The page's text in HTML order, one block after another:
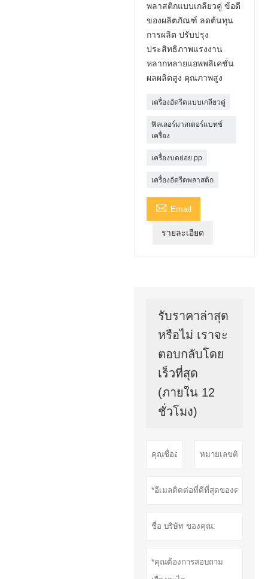
พลาสติกแบบเกลียวคู่ ข้อดี
ของผลิตภัณฑ์ ลดต้นทุน
การผลิต ปรับปรุง
ประสิทธิภาพแรงงาน
หลากหลายแอพพลิเคชั่น
ผลผลิตสูง คุณภาพสูง
เครื่องอัดรีดแบบเกลียวคู่
ฟิลเลอร์มาสเตอร์แบทช์
เครื่อง
เครื่องบดย่อย pp
เครื่องอัดรีดพลาสติก
 Email
รายละเอียด
รับราคาล่าสุด
หรือไม่ เราจะ
ตอบกลับโดย
เร็วที่สุด
(ภายใน 12
ชั่วโมง)